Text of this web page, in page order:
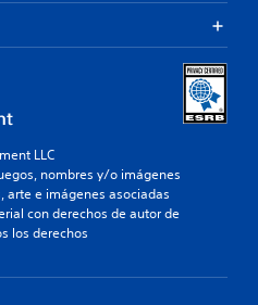
LLC
nombres y/o imágenes
arte e imágenes asociadas
con derechos de autor de
los derechos